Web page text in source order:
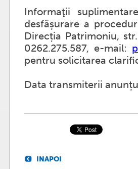
Informaţii
desfãșurare a
Direcția Patrimoniu,
0262.275.587, e-mail:
pentru solicitarea
Data transmiterii
INAPOI